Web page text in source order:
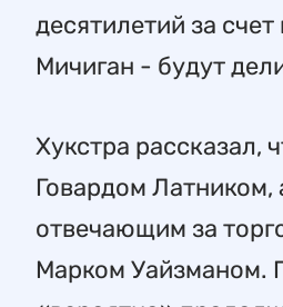
десятилетий за
Мичиган - будут
Хукстра рассказал,
Говардом
отвечающим за
Марком Уайзманом.